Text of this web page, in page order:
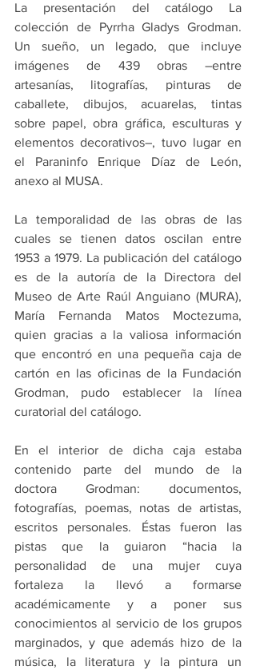
La presentación del catálogo La
colección de Pyrrha Gladys Grodman.
Un sueño, un legado, que incluye
imágenes de 439 obras –entre
artesanías, litografías, pinturas de
caballete, dibujos, acuarelas, tintas
sobre papel, obra gráfica, esculturas y
elementos decorativos–, tuvo lugar en
el Paraninfo Enrique Díaz de León,
anexo al MUSA.
La temporalidad de las obras de las
cuales se tienen datos oscilan entre
1953 a 1979. La publicación del catálogo
es de la autoría de la Directora del
Museo de Arte Raúl Anguiano (MURA),
María Fernanda Matos Moctezuma,
quien gracias a la valiosa información
que encontró en una pequeña caja de
cartón en las oficinas de la Fundación
Grodman, pudo establecer la línea
curatorial del catálogo.
En el interior de dicha caja estaba
contenido parte del mundo de la
doctora Grodman: documentos,
fotografías, poemas, notas de artistas,
escritos personales. Éstas fueron las
pistas que la guiaron “hacia la
personalidad de una mujer cuya
fortaleza la llevó a formarse
académicamente y a poner sus
conocimientos al servicio de los grupos
marginados, y que además hizo de la
música, la literatura y la pintura un